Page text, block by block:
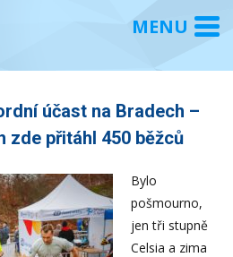
účast na Bradech –
zde přitáhl 450 běžců
Bylo
pošmourno,
jen tři stupně
Celsia a zima